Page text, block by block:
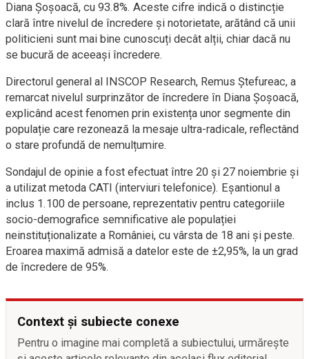
Diana Șoșoacă, cu 93.8%. Aceste cifre indică o distincție
clară între nivelul de încredere și notorietate, arătând că unii
politicieni sunt mai bine cunoscuți decât alții, chiar dacă nu
se bucură de aceeași încredere.
Directorul general al INSCOP Research, Remus Ștefureac, a
remarcat nivelul surprinzător de încredere în Diana Șoșoacă,
explicând acest fenomen prin existența unor segmente din
populație care rezonează la mesaje ultra-radicale, reflectând
o stare profundă de nemulțumire.
Sondajul de opinie a fost efectuat între 20 și 27 noiembrie și
a utilizat metoda CATI (interviuri telefonice). Eșantionul a
inclus 1.100 de persoane, reprezentativ pentru categoriile
socio-demografice semnificative ale populației
neinstituționalizate a României, cu vârsta de 18 ani și peste.
Eroarea maximă admisă a datelor este de ±2,95%, la un grad
de încredere de 95%.
Context și subiecte conexe
Pentru o imagine mai completă a subiectului, urmărește